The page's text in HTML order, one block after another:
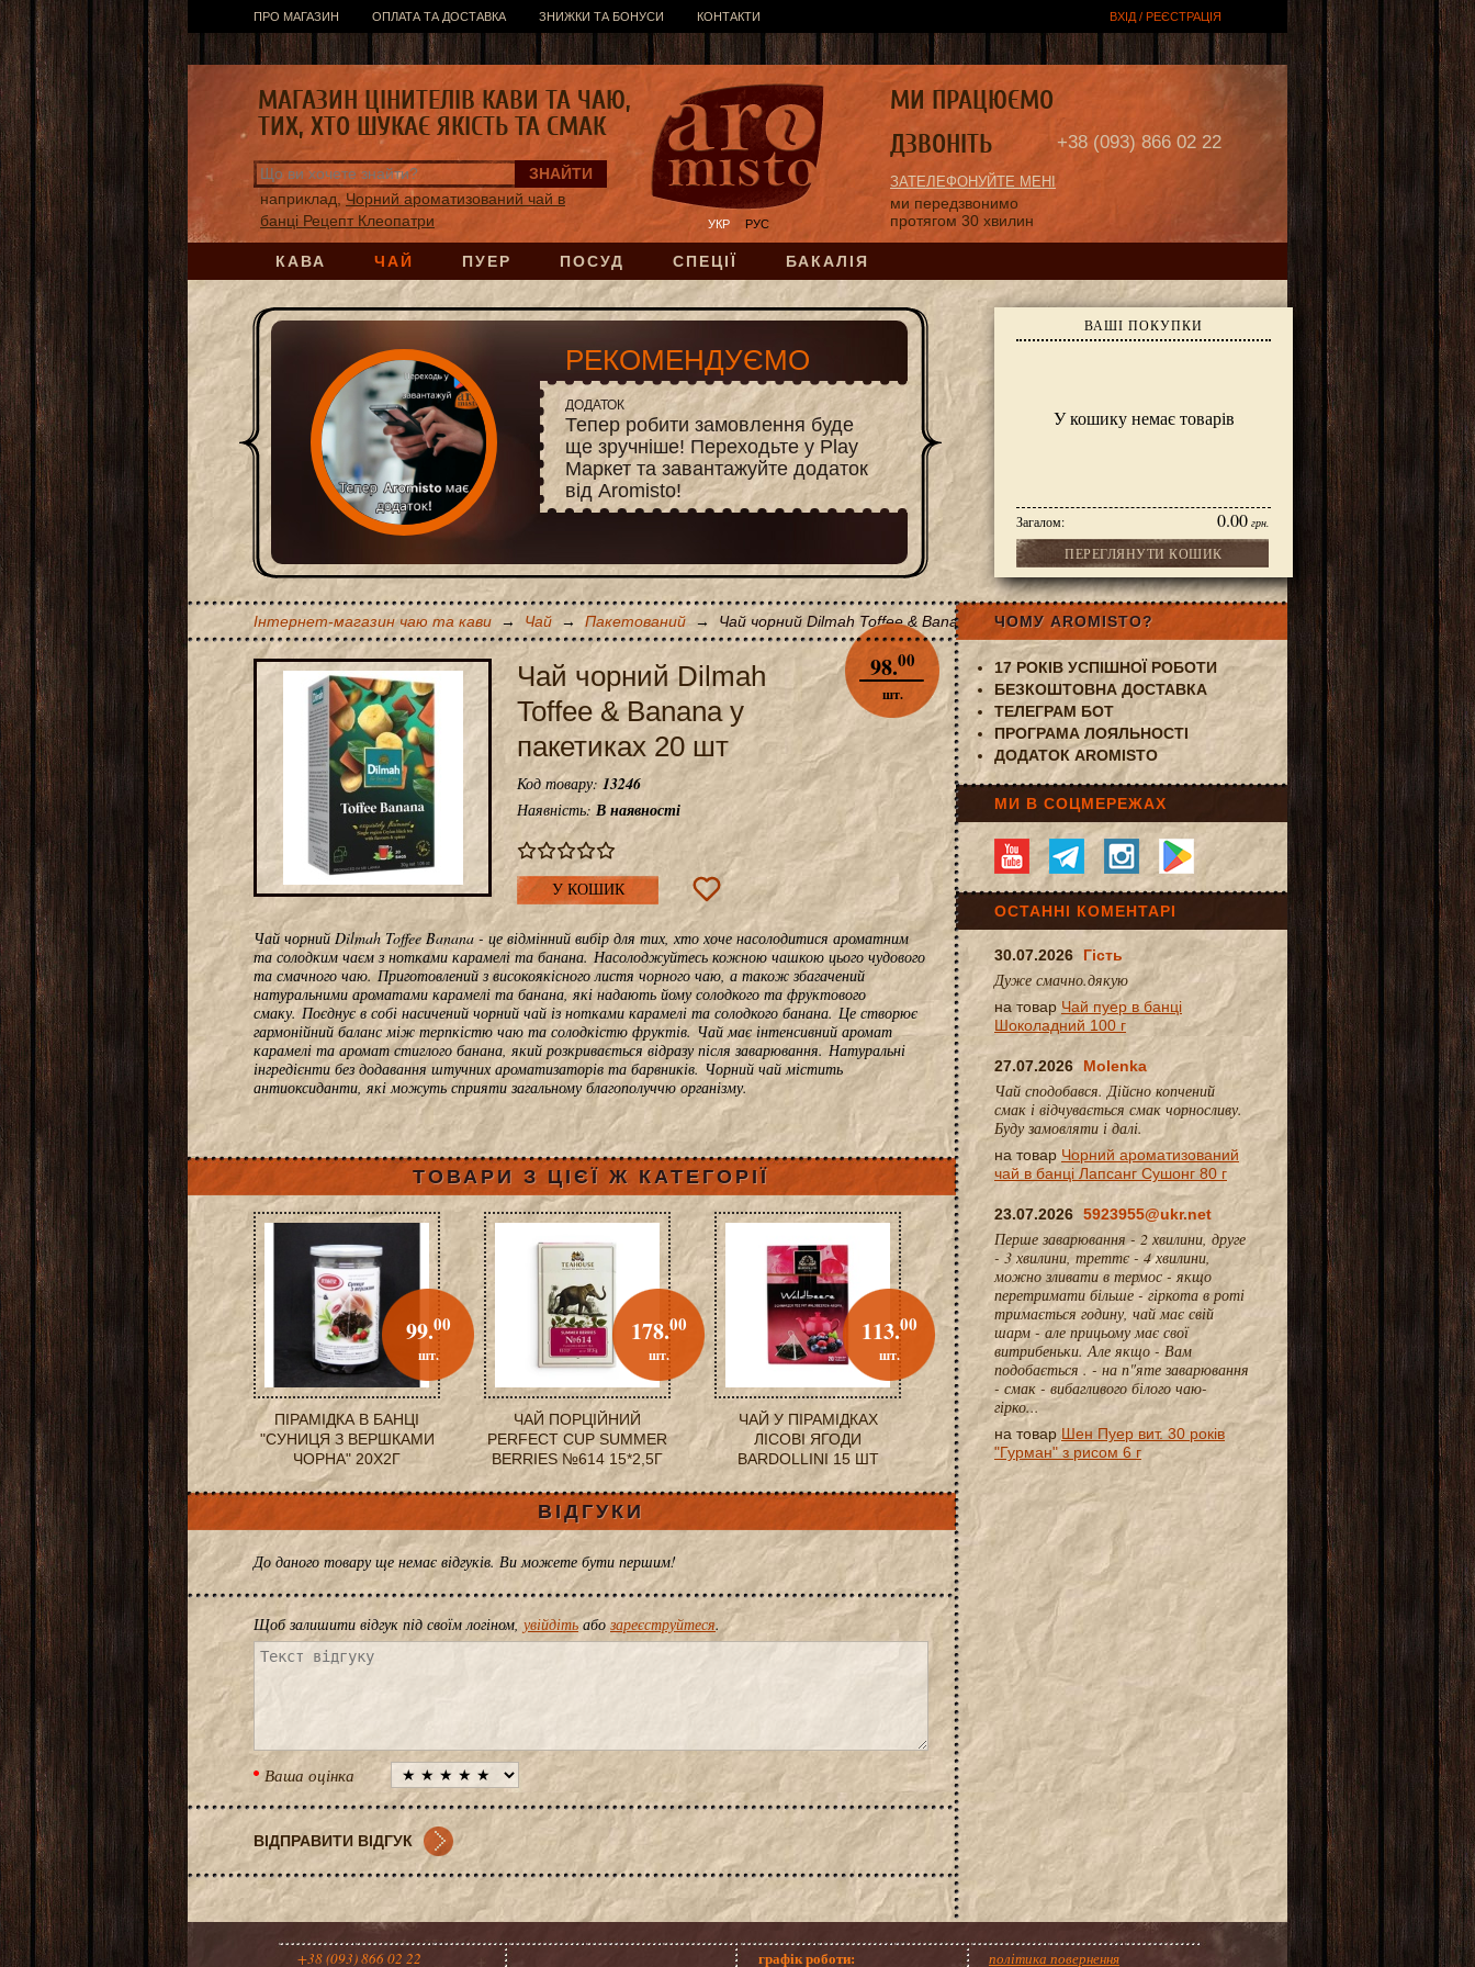
ПРО МАГАЗИН ОПЛАТА ТА ДОСТАВКА ЗНИЖКИ ТА БОНУСИ КОНТАКТИ ВХІД / РЕЄСТРАЦІЯ
КАВА ЧАЙ ПУЕР ПОСУД СПЕЦІЇ БАКАЛІЯ
УКР РУС
наприклад, Чорний ароматизований чай в
банці Рецепт Клеопатри
ВАШІ ПОКУПКИ
У кошику немає товарів
Загалом: 0.00 грн.
ПЕРЕГЛЯНУТИ КОШИК
+38 (093) 866 02 22
ЗАТЕЛЕФОНУЙТЕ МЕНІ
ми передзвонимо
протягом 30 хвилин
МАГАЗИН ЦІНИТЕЛІВ КАВИ ТА ЧАЮ,
ТИХ, ХТО ШУКАЄ ЯКІСТЬ ТА СМАК
МИ ПРАЦЮЄМО
ДЗВОНІТЬ
РЕКОМЕНДУЄМО
ДОДАТОК
Тепер робити замовлення буде
ще зручніше! Переходьте у Play
Маркет та завантажуйте додаток
від Aromisto!
Інтернет-магазин чаю та кави → Чай → Пакетований → Чай чорний Dilmah Toffee & Banana у пакетиках 20 шт
Чай чорний Dilmah
Toffee & Banana у
пакетиках 20 шт
98.00
шт.
Код товару: 13246
Наявність:В наявності
У КОШИК
Чай чорний Dilmah Toffee Banana - це відмінний вибір для тих, хто хоче насолодитися ароматним
та солодким чаєм з нотками карамелі та банана. Насолоджуйтесь кожною чашкою цього чудового
та смачного чаю. Приготовлений з високоякісного листя чорного чаю, а також збагачений
натуральними ароматами карамелі та банана, які надають йому солодкого та фруктового
смаку. Поєднує в собі насичений чорний чай із нотками карамелі та солодкого банана. Це створює
гармонійний баланс між терпкістю чаю та солодкістю фруктів. Чай має інтенсивний аромат
карамелі та аромат стиглого банана, який розкривається відразу після заварювання. Натуральні
інгредієнти без додавання штучних ароматизаторів та барвників. Чорний чай містить
антиоксиданти, які можуть сприяти загальному благополуччю організму.
ТОВАРИ З ЦІЄЇ Ж КАТЕГОРІЇ
ПІРАМІДКА В БАНЦІ
"СУНИЦЯ З ВЕРШКАМИ
ЧОРНА" 20Х2Г
99.00
шт.
ЧАЙ ПОРЦІЙНИЙ
PERFECT CUP SUMMER
BERRIES №614 15*2,5Г
178.00
шт.
ЧАЙ У ПІРАМІДКАХ
ЛІСОВІ ЯГОДИ
BARDOLLINI 15 ШТ
113.00
шт.
ВІДГУКИ
До даного товару ще немає відгуків. Ви можете бути першим!
Щоб залишити відгук під своїм логіном, увійдітьабозареєструйтеся.
Ваша оцінка
ЧОМУ AROMISTO?
17 РОКІВ УСПІШНОЇ РОБОТИ
БЕЗКОШТОВНА ДОСТАВКА
ТЕЛЕГРАМ БОТ
ПРОГРАМА ЛОЯЛЬНОСТІ
ДОДАТОК AROMISTO
МИ В СОЦМЕРЕЖАХ
ОСТАННІ КОМЕНТАРІ
30.07.2026 Гість
Дуже смачно.дякую
на товар Чай пуер в банці
Шоколадний 100 г
27.07.2026 Molenka
Чай сподобався. Дійсно копчений
смак і відчувається смак чорносливу.
Буду замовляти і далі.
на товар Чорний ароматизований
чай в банці Лапсанг Сушонг 80 г
23.07.2026 5923955@ukr.net
Перше заварювання - 2 хвилини, друге
- 3 хвилини, треттє - 4 хвилини,
можно зливати в термос - якщо
перетримати більше - гіркота в роті
тримається годину, чай має свій
шарм - але прицьому має свої
витрибеньки. Але якщо - Вам
подобається . - на п"яте заварювання
- смак - вибагливого білого чаю-
гірко...
на товар Шен Пуер вит. 30 років
"Гурман" з рисом 6 г
+38 (093) 866 02 22 графік роботи: політика повернення